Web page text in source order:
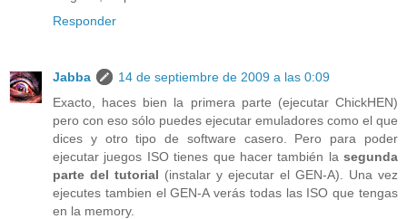
Responder
Jabba
14 de septiembre de 2009 a las 0:09
Exacto, haces bien la primera parte (ejecutar ChickHEN)
pero con eso sólo puedes ejecutar emuladores como el que
dices y otro tipo de software casero. Pero para poder
ejecutar juegos ISO tienes que hacer también la segunda
parte del tutorial (instalar y ejecutar el GEN-A). Una vez
ejecutes tambien el GEN-A verás todas las ISO que tengas
en la memory.